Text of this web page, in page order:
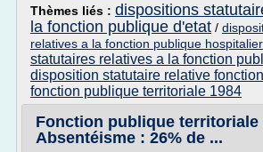
Thèmes liés : dispositions
la fonction publique d'etat /
relatives a la fonction publique
statutaires relatives a la fonction
disposition statutaire relative
fonction publique territoriale 1984
Fonction publique territoriale
Absentéisme : 26% de ...